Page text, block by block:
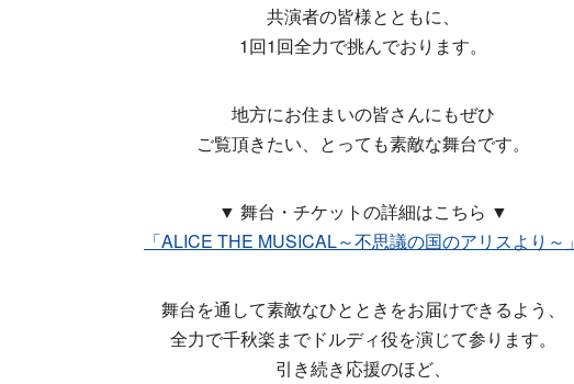
共演者の皆様とともに、
1回1回全力で挑んでおります。
地方にお住まいの皆さんにもぜひ
ご覧頂きたい、とっても素敵な舞台です。
▼ 舞台・チケットの詳細はこちら ▼
「ALICE THE MUSICAL～不思議の国のアリスより～」
舞台を通して素敵なひとときをお届けできるよう、
全力で千秋楽までドルディ役を演じて参ります。
引き続き応援のほど、